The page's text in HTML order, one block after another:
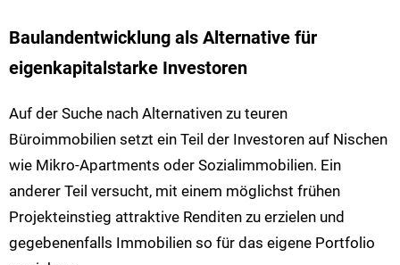
Baulandentwicklung als Alternative für
eigenkapitalstarke Investoren
Auf der Suche nach Alternativen zu teuren
Büroimmobilien setzt ein Teil der Investoren auf Nischen
wie Mikro-Apartments oder Sozialimmobilien. Ein
anderer Teil versucht, mit einem möglichst frühen
Projekteinstieg attraktive Renditen zu erzielen und
gegebenenfalls Immobilien so für das eigene Portfolio